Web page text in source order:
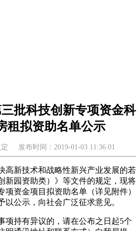
批科技创新专项资金科
租拟资助名单公示
发布时间：2019-01-03 11:36:01
高新技术和战略性新兴产业发展的若
新园资助类）》等文件的规定，现将
项资金项目拟资助名单（详见附件）
以公示，向社会广泛征求意见。
项持有异议的，请在公布之日起5个